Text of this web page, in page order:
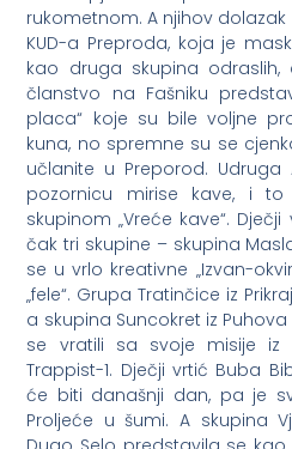
rukometnom. A njihov
KUD-a Preproda, koja je
kao druga skupina
članstvo na Fašniku
placa“ koje su bile voljne
kuna, no spremne su se
učlanite u Preporod.
pozornicu mirise kave, i
skupinom „Vreće kave“.
čak tri skupine – skupina
se u vrlo kreativne „Izvan-
„fele“. Grupa Tratinčice iz
a skupina Suncokret iz
se vratili sa svoje misije iz
Trappist-1. Dječji vrtić Buba
će biti današnji dan, pa je
Proljeće u šumi. A skupina